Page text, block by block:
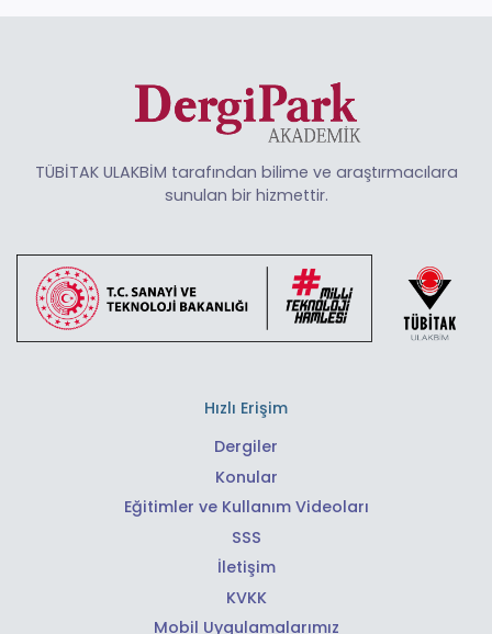
TÜBİTAK ULAKBİM tarafından bilime ve araştırmacılara
sunulan bir hizmettir.
Hızlı Erişim
Dergiler
Konular
Eğitimler ve Kullanım Videoları
SSS
İletişim
KVKK
Mobil Uygulamalarımız